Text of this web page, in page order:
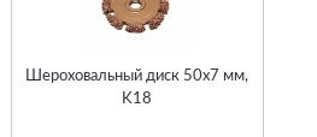
Шероховальный диск 50x7 мм,
K18